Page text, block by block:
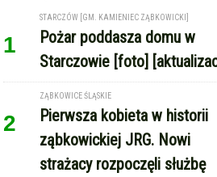
1
STARCZÓW [GM. KAMIENIEC ZĄBKOWICKI]
Pożar poddasza domu w
Starczowie [foto]
2
ZĄBKOWICE ŚLĄSKIE
Pierwsza kobieta w historii
ząbkowickiej JRG. Nowi
strażacy rozpoczęli służbę